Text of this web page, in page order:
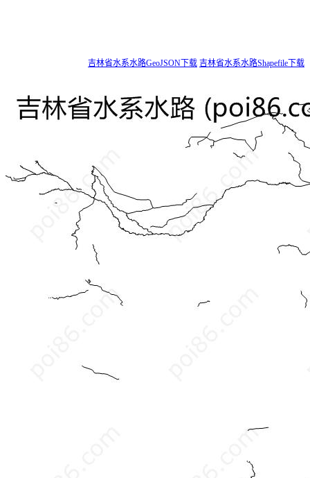
吉林省水系水路GeoJSON下载 吉林省水系水路Shapefile下载